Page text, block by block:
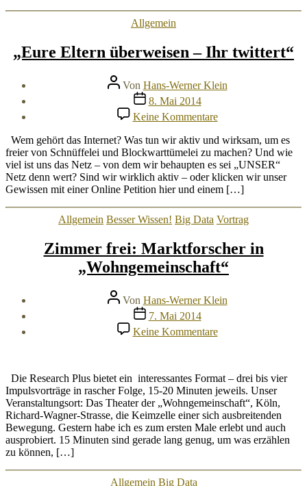
Kategorien
Allgemein
„Eure Eltern überweisen – Ihr twittert“
Beitragsautor
Von Hans-Werner Klein
Veröffentlichungsdatum
8. Mai 2014
Keine Kommentarezu
„Eure
Eltern
überweisen
–
Ihr
twittert“
Wem gehört das Internet? Was tun wir aktiv und wirksam, um es
freier von Schnüffelei und Blockwarttümelei zu machen? Und wie
viel ist uns das Netz – von dem wir behaupten es sei „UNSER“
Netz denn wert? Sind wir wirklich aktiv – oder klicken wir unser
Gewissen mit einer Online Petition hier und einem […]
Kategorien
Allgemein Besser Wissen! Big Data Vortrag
Zimmer frei: Marktforscher in
„Wohngemeinschaft“
Beitragsautor
Von Hans-Werner Klein
Veröffentlichungsdatum
7. Mai 2014
Keine Kommentarezu
Zimmer
in
Die Research Plus bietet ein interessantes Format – drei bis vier
Impulsvorträge in rascher Folge, 15-20 Minuten jeweils. Unser
Veranstaltungsort: Das Theater der „Wohngemeinschaft“, Köln,
Richard-Wagner-Strasse, die Keimzelle einer sich ausbreitenden
Bewegung. Gestern habe ich es zum ersten Male erlebt und auch
ausprobiert. 15 Minuten sind gerade lang genug, um was erzählen
zu können, […]
Kategorien
Allgemein Big Data